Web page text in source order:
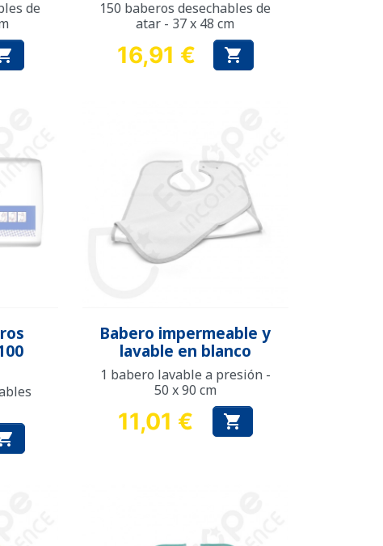
de
150 baberos desechables de
atar - 37 x 48 cm
Precio
16,91 € 
Vista rápida
Babero impermeable y
lavable en blanco
1 babero lavable a presión -
50 x 90 cm
Precio
11,01 € 